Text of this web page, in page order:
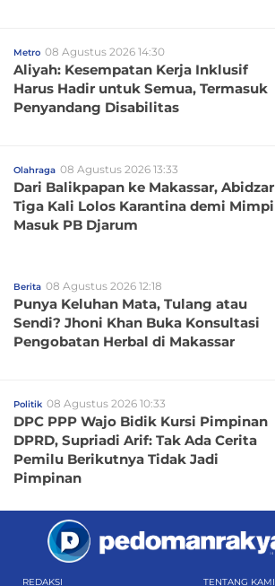
Metro 08 Agustus 2026 14:30
Aliyah: Kesempatan Kerja Inklusif
Harus Hadir untuk Semua, Termasuk
Penyandang Disabilitas
Olahraga 08 Agustus 2026 13:33
Dari Balikpapan ke Makassar, Abidzar
Tiga Kali Lolos Karantina demi Mimpi
Masuk PB Djarum
Berita 08 Agustus 2026 12:18
Punya Keluhan Mata, Tulang atau
Sendi? Jhoni Khan Buka Konsultasi
Pengobatan Herbal di Makassar
Politik 08 Agustus 2026 10:33
DPC PPP Wajo Bidik Kursi Pimpinan
DPRD, Supriadi Arif: Tak Ada Cerita
Pemilu Berikutnya Tidak Jadi
Pimpinan
REDAKSI TENTANG KAMI